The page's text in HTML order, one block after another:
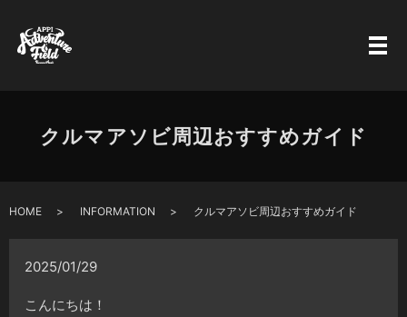
クルマアソビ周辺おすすめガイド
HOME INFORMATION クルマアソビ周辺おすすめガイド
2025/01/29
こんにちは！